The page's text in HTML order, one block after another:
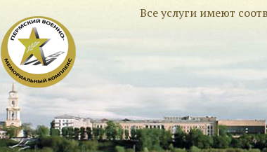
Все услуги имеют